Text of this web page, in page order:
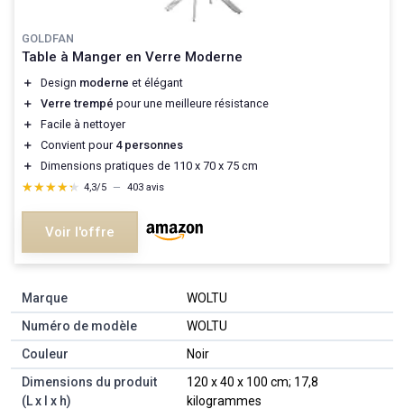
GOLDFAN
Table à Manger en Verre Moderne
＋ Design moderne et élégant
＋
Verre trempé pour une meilleure résistance
＋
Facile à nettoyer
＋
Convient pour 4 personnes
＋
Dimensions pratiques de 110 x 70 x 75 cm
★★★★★
★★★★★ 4,3/5 — 403 avis
Voir l'offre
Marque
‎WOLTU
Numéro de modèle
‎WOLTU
Couleur
‎Noir
Dimensions du produit
(L x l x h)
‎120 x 40 x 100 cm; 17,8
kilogrammes